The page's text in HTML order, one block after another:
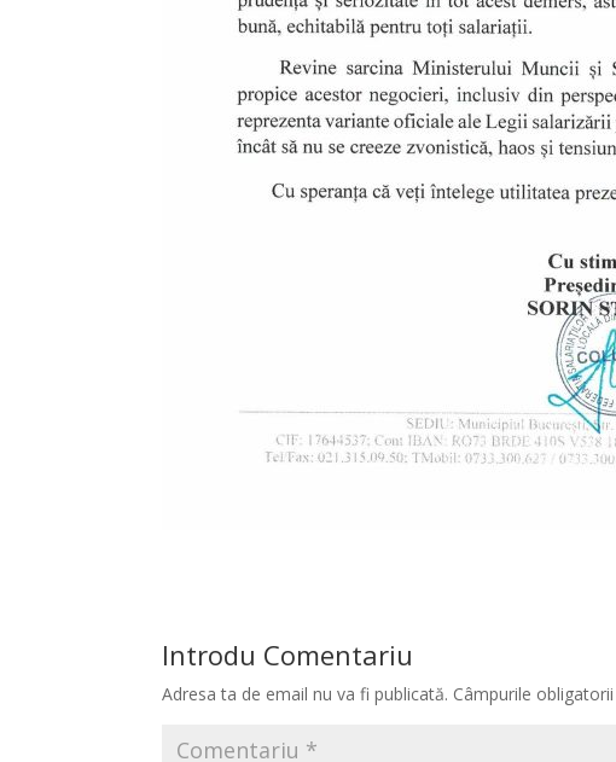
Introdu Comentariu
Adresa ta de email nu va fi publicată. Câmpurile